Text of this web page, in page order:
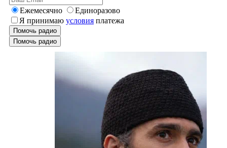
Ежемесячно
Единоразово
Я принимаю условия платежа
Помочь радио
Помочь радио